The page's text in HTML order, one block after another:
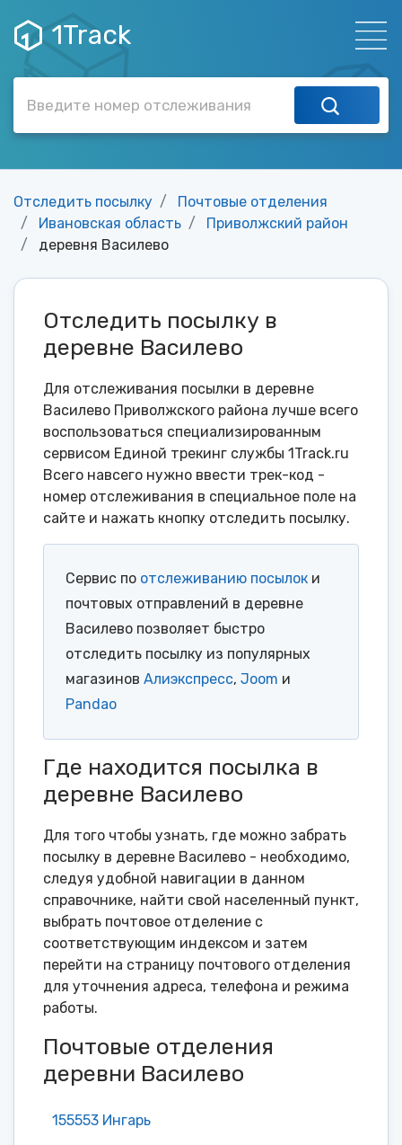
1Track
Отследить посылку
Почтовые отделения
Ивановская область
Приволжский район
деревня Василево
Отследить посылку в
деревне Василево
Для отслеживания посылки в деревне
Василево Приволжского района лучше всего
воспользоваться специализированным
сервисом Единой трекинг службы 1Track.ru
Всего навсего нужно ввести трек-код -
номер отслеживания в специальное поле на
сайте и нажать кнопку отследить посылку.
Сервис по отслеживанию посылок и
почтовых отправлений в деревне
Василево позволяет быстро
отследить посылку из популярных
магазинов Алиэкспресс, Joom и
Pandao
Где находится посылка в
деревне Василево
Для того чтобы узнать, где можно забрать
посылку в деревне Василево - необходимо,
следуя удобной навигации в данном
справочнике, найти свой населенный пункт,
выбрать почтовое отделение с
соответствующим индексом и затем
перейти на страницу почтового отделения
для уточнения адреса, телефона и режима
работы.
Почтовые отделения
деревни Василево
155553 Ингарь